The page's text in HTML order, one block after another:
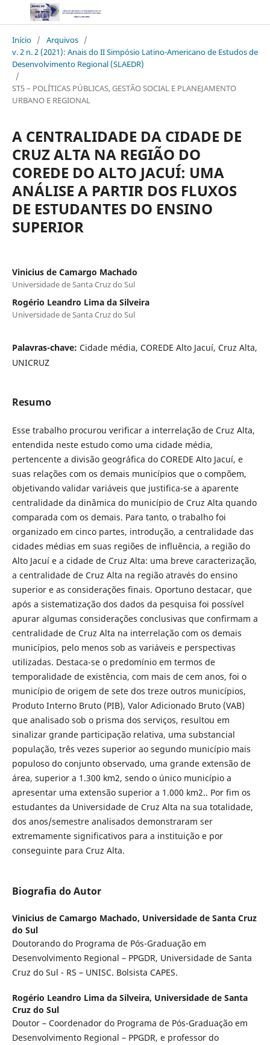
Início / Arquivos /
v. 2 n. 2 (2021): Anais do II Simpósio Latino-Americano de Estudos de
Desenvolvimento Regional (SLAEDR)
/
ST5 – POLÍTICAS PÚBLICAS, GESTÃO SOCIAL E PLANEJAMENTO
URBANO E REGIONAL
A CENTRALIDADE DA CIDADE DE
CRUZ ALTA NA REGIÃO DO
COREDE DO ALTO JACUÍ: UMA
ANÁLISE A PARTIR DOS FLUXOS
DE ESTUDANTES DO ENSINO
SUPERIOR
Vinicius de Camargo Machado
Universidade de Santa Cruz do Sul
Rogério Leandro Lima da Silveira
Universidade de Santa Cruz do Sul
Palavras-chave: Cidade média, COREDE Alto Jacuí, Cruz Alta,
UNICRUZ
Resumo
Esse trabalho procurou verificar a interrelação de Cruz Alta,
entendida neste estudo como uma cidade média,
pertencente a divisão geográfica do COREDE Alto Jacuí, e
suas relações com os demais municípios que o compõem,
objetivando validar variáveis que justifica-se a aparente
centralidade da dinâmica do município de Cruz Alta quando
comparada com os demais. Para tanto, o trabalho foi
organizado em cinco partes, introdução, a centralidade das
cidades médias em suas regiões de influência, a região do
Alto Jacuí e a cidade de Cruz Alta: uma breve caracterização,
a centralidade de Cruz Alta na região através do ensino
superior e as considerações finais. Oportuno destacar, que
após a sistematização dos dados da pesquisa foi possível
apurar algumas considerações conclusivas que confirmam a
centralidade de Cruz Alta na interrelação com os demais
municípios, pelo menos sob as variáveis e perspectivas
utilizadas. Destaca-se o predomínio em termos de
temporalidade de existência, com mais de cem anos, foi o
município de origem de sete dos treze outros municípios,
Produto Interno Bruto (PIB), Valor Adicionado Bruto (VAB)
que analisado sob o prisma dos serviços, resultou em
sinalizar grande participação relativa, uma substancial
população, três vezes superior ao segundo município mais
populoso do conjunto observado, uma grande extensão de
área, superior a 1.300 km2, sendo o único município a
apresentar uma extensão superior a 1.000 km2.. Por fim os
estudantes da Universidade de Cruz Alta na sua totalidade,
dos anos/semestre analisados demonstraram ser
extremamente significativos para a instituição e por
conseguinte para Cruz Alta.
Biografia do Autor
Vinicius de Camargo Machado, Universidade de Santa Cruz
do Sul
Doutorando do Programa de Pós-Graduação em
Desenvolvimento Regional – PPGDR, Universidade de Santa
Cruz do Sul - RS – UNISC. Bolsista CAPES.
Rogério Leandro Lima da Silveira, Universidade de Santa
Cruz do Sul
Doutor – Coordenador do Programa de Pós-Graduação em
Desenvolvimento Regional – PPGDR, e professor do